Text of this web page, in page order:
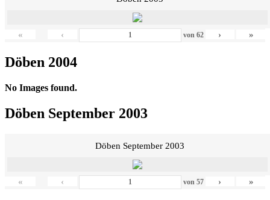
« ‹ von 62 › »
Döben 2004
No Images found.
Döben September 2003
Döben September 2003
« ‹ von 57 › »